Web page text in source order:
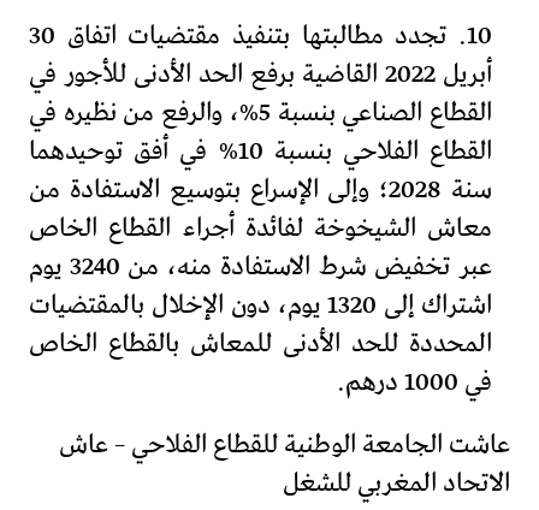
10. تجدد مطالبتها بتنفيذ مقتضيات اتفاق 30
أبريل 2022 القاضية برفع الحد الأدنى للأجور في
القطاع الصناعي بنسبة 5%، والرفع من نظيره في
القطاع الفلاحي بنسبة 10% في أفق توحيدهما
سنة 2028؛ وإلى الإسراع بتوسيع الاستفادة من
معاش الشيخوخة لفائدة أجراء القطاع الخاص
عبر تخفيض شرط الاستفادة منه، من 3240 يوم
اشتراك إلى 1320 يوم، دون الإخلال بالمقتضيات
المحددة للحد الأدنى للمعاش بالقطاع الخاص
في 1000 درهم.
عاشت الجامعة الوطنية للقطاع الفلاحي – عاش
الاتحاد المغربي للشغل